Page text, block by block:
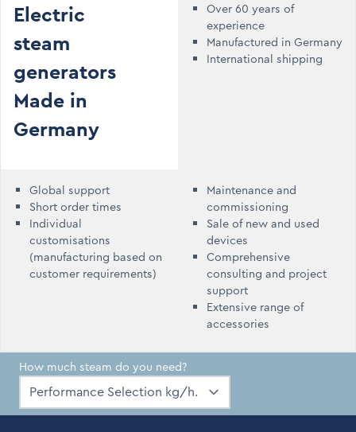
Electric
steam
generators
Made in
Germany
Over 60 years of
experience
Manufactured in Germany
International shipping
Global support
Short order times
Individual
customisations
(manufacturing based on
customer requirements)
Maintenance and
commissioning
Sale of new and used
devices
Comprehensive
consulting and project
support
Extensive range of
accessories
How much steam do you need?